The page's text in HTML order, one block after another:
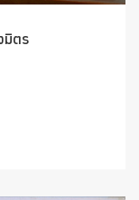
มิตร